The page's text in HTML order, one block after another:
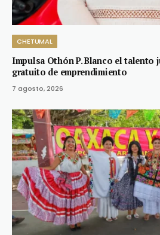
CHETUMAL
Impulsa Othón P. Blanco el talento
gratuito de emprendimiento
7 agosto, 2026